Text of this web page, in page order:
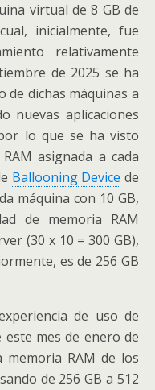
virtual de 8 GB de
inicialmente, fue
relativamente
de 2025 se ha
de dichas máquinas a
nuevas aplicaciones
lo que se ha visto
asignada a cada
Ballooning Device de
máquina con 10 GB,
de memoria RAM
(30 x 10 = 300 GB),
es de 256 GB
de uso de
mes de enero de
memoria RAM de los
de 256 GB a 512